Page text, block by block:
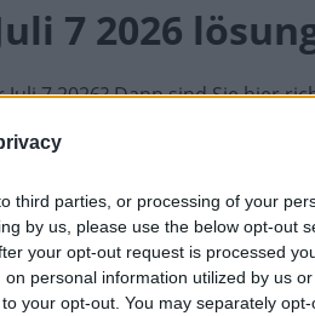
third parties, or processing of your
by us, please use the below opt-out
your opt-out request is processed
personal information utilized by us
your opt-out. You may separately
7 2026
7 2026? Dann sind Sie hier
bevor wir die Lösung
von historischen
darunter Wortsuchrätsel
Spiels gelöst und
die Lösung für Juli 7 2026.
haben, noch einmal aufrufen